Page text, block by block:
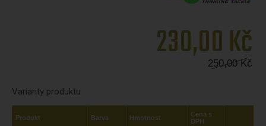
230,00Kč
250,00Kč
Varianty produktu
Produkt Barva Hmotnost
Cena s
DPH